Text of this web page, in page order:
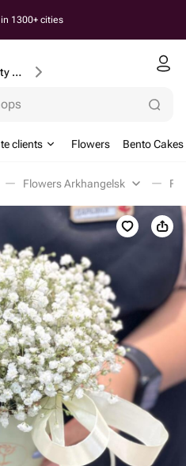
1300+ cities
House number, street, city or postcode
clients Flowers Bento Cakes
Flowers Arkhangelsk